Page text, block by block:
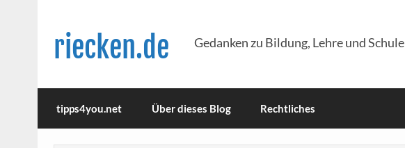
riecken.de Gedanken zu Bildung, Lehre und Schule
tipps4you.net Über dieses Blog Rechtliches